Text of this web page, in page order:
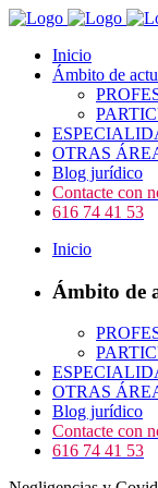
Inicio
Ámbito de
OTRAS
Blog jurídico
Contacte con
616 74 41 53
Inicio
Ámbito de
OTRAS
Blog jurídico
Contacte con
616 74 41 53